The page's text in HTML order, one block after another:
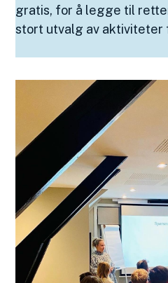
gratis, for å legge til
stort utvalg av aktiviteter